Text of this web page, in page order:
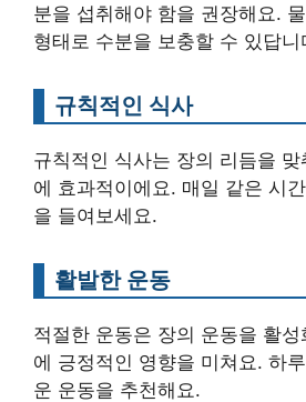
분을 섭취해야 함을 권장해요.
형태로 수분을 보충할 수 있답니
규칙적인 식사
규칙적인 식사는 장의 리듬을
에 효과적이에요. 매일 같은 시
을 들여보세요.
활발한 운동
적절한 운동은 장의 운동을 활
에 긍정적인 영향을 미쳐요. 하
운 운동을 추천해요.